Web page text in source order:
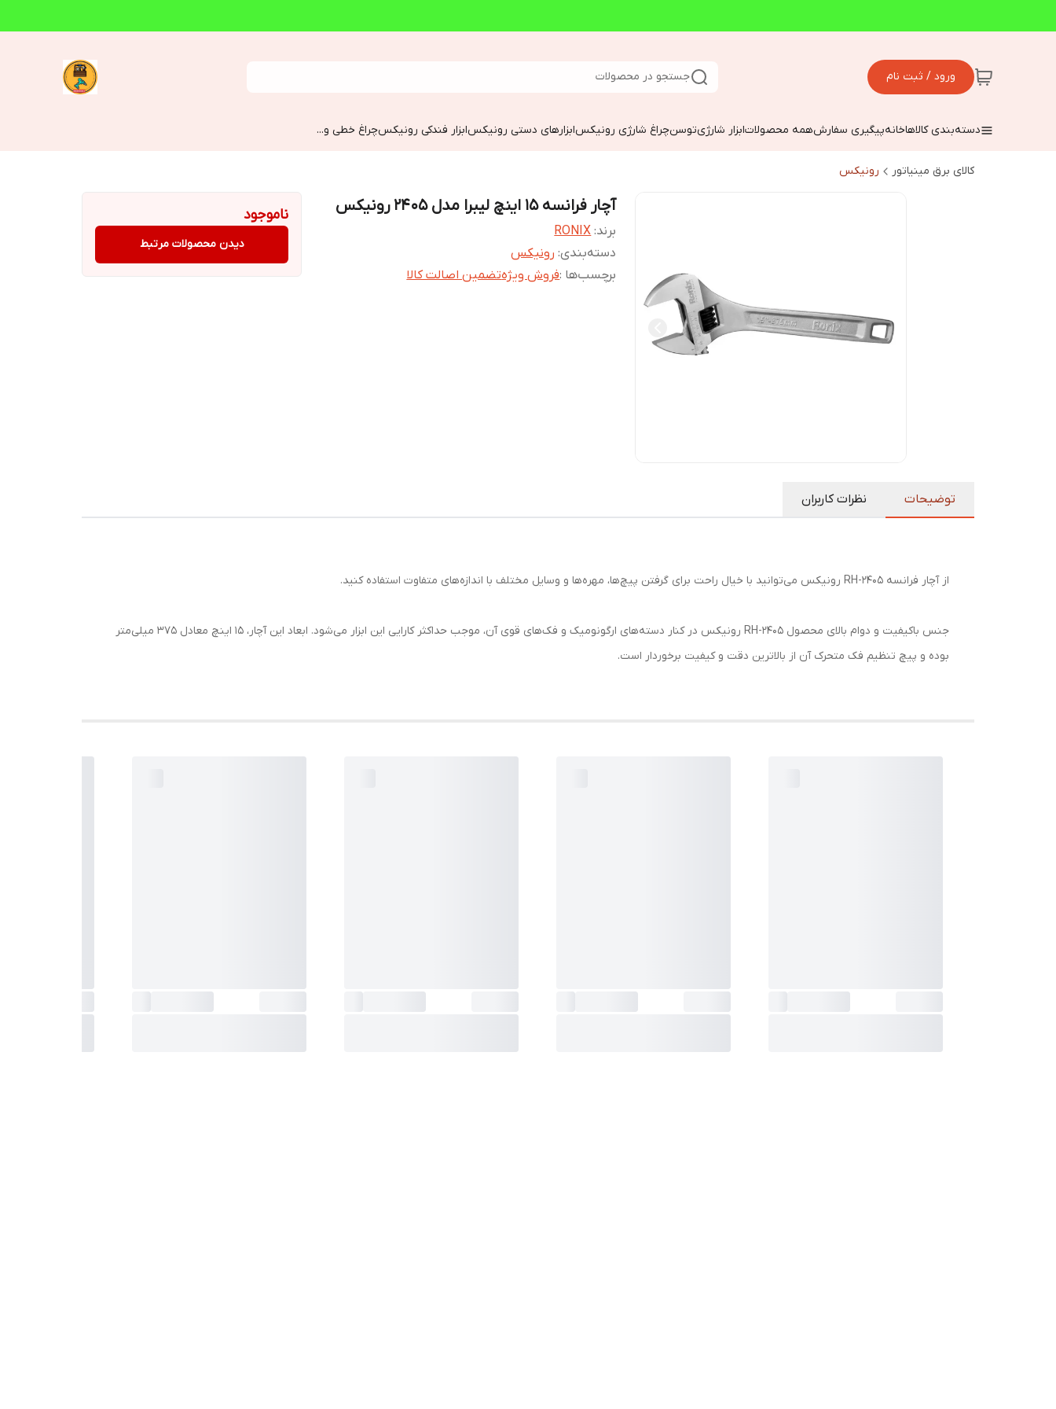
ورود / ثبت نام جستجو در محصولات
دسته‌بندی کالاهاخانهپیگیری سفارشهمه محصولاتابزار شارژیتوسنچراغ شارژی رونیکسابزارهای دستی رونیکسابزار فندکی رونیکسچراغ خطی و...
کالای برق مینیاتور رونیکس
آچار فرانسه 15 اینچ لیبرا مدل 2405 رونیکس
برند: RONIX
دسته‌بندی: رونیکس
برچسب‌ها :فروش ویژهتضمین اصالت کالا
ناموجود
دیدن محصولات مرتبط
توضیحات نظرات کاربران
از آچار فرانسه RH-2405 رونیکس می‌توانید با خیال راحت برای گرفتن پیچ‌ها، مهره‌ها و وسایل مختلف با اندازه‌های متفاوت استفاده کنید.
جنس باکیفیت و دوام بالای محصول RH-2405 رونیکس در کنار دسته‌های ارگونومیک و فک‌های قوی آن، موجب حداکثر کارایی این ابزار می‌شود. ابعاد این آچار، 15 اینچ معادل 375 میلی‌متر
بوده و پیچ تنظیم فک متحرک آن از بالاترین دقت و کیفیت برخوردار است.